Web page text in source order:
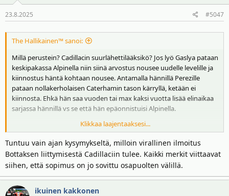
23.8.2025 #5047
The Hallikainen™ sanoi:
Millä perustein? Cadillacin suurlähettilääksikö? Jos lyö Gaslya pataan
keskipakassa Alpinella niin siinä arvostus nousee uudelle levelille ja
kiinnostus häntä kohtaan nousee. Antamalla hännillä Perezille
pataan nollakerholaisen Caterhamin tason kärryllä, ketään ei
kiinnosta. Ehkä hän saa vuoden tai max kaksi vuotta lisää elinaikaa
sarjassa hännillä vs se että hän epäonnistuisi Alpinella.
Toki Alpinella riskit ovat suuremmat, mutta haluaako uransa
loppupuolella vielä haastaa itseään ja muita vai onko mukana vain
kartuttamassa eläkekassaa ilman kunnianhimoa. Veikkaan
jälkimmäistä, koska vuosi sitten oli sama tilanne ja Bottakselle ei
olisi kelvannut edes vuoden diili Mersulle kaiken tämän
monivuotisen sopimuskiiman takia. No nyt kelpasi kuitenkin
vuoden testikuskin pesti.
Klikkaa laajentaaksesi...
Tuntuu vain ajan kysymykseltä, milloin virallinen ilmoitus
Bottaksen liittymisestä Cadillaciin tulee. Kaikki merkit viittaavat
siihen, että sopimus on jo sovittu osapuolten välillä.
ikuinen kakkonen